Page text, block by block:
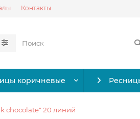
Контакты
коричневые
chocolate" 20 линий